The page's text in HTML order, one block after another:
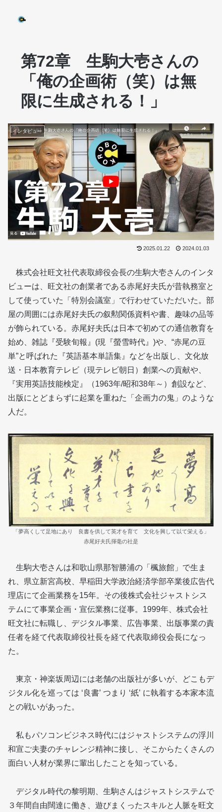
第72章 生駒大壱さんの
「俺の企画術（笑）は無
限に生成される！」
インタビュー
2025.01.22 2024.01.03
株式会社旺文社代表取締役会長の生駒大壱さんのインタ
ビューは、旺文社の創業者である赤尾好夫氏が昔執務室と
して使っていた「特別会議室」で行わせていただいた。部
屋の周囲には赤尾好夫氏の叙勲関係資料や書、趣味の品等
が飾られている。赤尾好夫氏は日本で初めての通信教育を
始め、雑誌『受験旬報』(現『螢雪時代』)や、“赤尾の豆
単”と呼ばれた『英語基本単語集』などを出版し、文化放
送・日本教育テレビ（現テレビ朝日）創業への貢献や、
『実用英語技能検定』（1963年/昭和38年～）創設など、
出版にとどまらずに起業を重ねた「企画力の鬼」のような
人だ。
「夢高くして足地にあり 良書を供して英才を育て 文化を興して以て栄える」
赤尾好夫氏揮毫の社是
生駒大壱さんは和歌山県那智勝浦の「楓旅館」で生ま
れ、県立新宮高校、早稲田大学政治経済学部卒業後広告代
理店にて企画業務を15年。その後株式会社ジャストシス
テムにて事業企画・宣伝業務に従事。1999年、株式会社
旺文社に転職し、デジタル事業、広告事業、出版事業の責
任者を経て代表取締役社長を経て代表取締役会長になっ
た。
東京・神楽坂周辺には老舗の出版社が多いが、どこもデ
ジタル化を巡っては ‘良書’ つまり ‘紙’ に執着する本家本流
との戦いがあった。
私もパソコンビジネス時代にはジャストシステムの浮川
和宣ご夫妻のチャレンジ精神に接し、そこからたくさんの
面白い人材が業界に輩出したことを知っている。
デジタル時代の黎明期、生駒さんはジャストシステムで
３年間自由闊達に働き、遊びまくったスキルと人脈を旺文